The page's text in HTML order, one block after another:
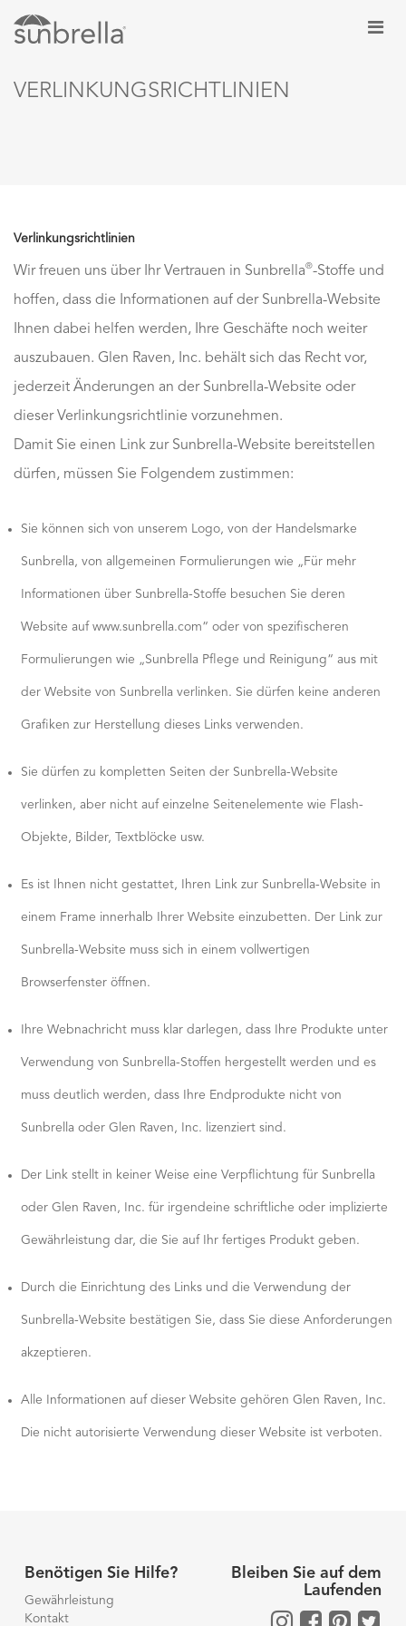
VERLINKUNGSRICHTLINIEN
Verlinkungsrichtlinien
Wir freuen uns über Ihr Vertrauen in Sunbrella®-Stoffe und
hoffen, dass die Informationen auf der Sunbrella-Website
Ihnen dabei helfen werden, Ihre Geschäfte noch weiter
auszubauen. Glen Raven, Inc. behält sich das Recht vor,
jederzeit Änderungen an der Sunbrella-Website oder
dieser Verlinkungsrichtlinie vorzunehmen.
Damit Sie einen Link zur Sunbrella-Website bereitstellen
dürfen, müssen Sie Folgendem zustimmen:
Sie können sich von unserem Logo, von der Handelsmarke
Sunbrella, von allgemeinen Formulierungen wie „Für mehr
Informationen über Sunbrella-Stoffe besuchen Sie deren
Website auf www.sunbrella.com“ oder von spezifischeren
Formulierungen wie „Sunbrella Pflege und Reinigung“ aus mit
der Website von Sunbrella verlinken. Sie dürfen keine anderen
Grafiken zur Herstellung dieses Links verwenden.
Sie dürfen zu kompletten Seiten der Sunbrella-Website
verlinken, aber nicht auf einzelne Seitenelemente wie Flash-
Objekte, Bilder, Textblöcke usw.
Es ist Ihnen nicht gestattet, Ihren Link zur Sunbrella-Website in
einem Frame innerhalb Ihrer Website einzubetten. Der Link zur
Sunbrella-Website muss sich in einem vollwertigen
Browserfenster öffnen.
Ihre Webnachricht muss klar darlegen, dass Ihre Produkte unter
Verwendung von Sunbrella-Stoffen hergestellt werden und es
muss deutlich werden, dass Ihre Endprodukte nicht von
Sunbrella oder Glen Raven, Inc. lizenziert sind.
Der Link stellt in keiner Weise eine Verpflichtung für Sunbrella
oder Glen Raven, Inc. für irgendeine schriftliche oder implizierte
Gewährleistung dar, die Sie auf Ihr fertiges Produkt geben.
Durch die Einrichtung des Links und die Verwendung der
Sunbrella-Website bestätigen Sie, dass Sie diese Anforderungen
akzeptieren.
Alle Informationen auf dieser Website gehören Glen Raven, Inc.
Die nicht autorisierte Verwendung dieser Website ist verboten.
Benötigen Sie Hilfe?
Gewährleistung
Kontakt
Bleiben Sie auf dem
Laufenden